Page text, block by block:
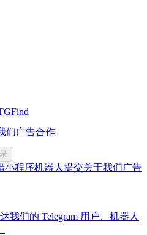
们广告合作
小程序机器人 提交关于我们广告
我们的 Telegram 用户、机器人